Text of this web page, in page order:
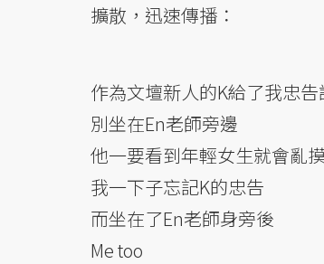
擴散，迅速傳播：
作為文壇新人的K給了我忠告
別坐在En老師旁邊
他一要看到年輕女生就會亂摸
我一下子忘記K的忠告
而坐在了En老師身旁後
Me too